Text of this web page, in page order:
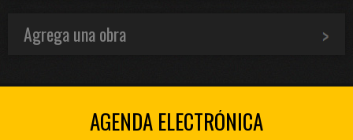
Agrega una obra
AGENDA ELECTRÓNICA